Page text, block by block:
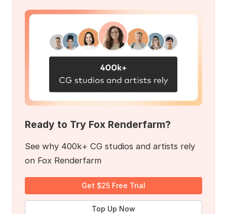
Ready to Try Fox Renderfarm?
See why 400k+ CG studios and artists rely
on Fox Renderfarm
Get $25 Free Trial
Top Up Now